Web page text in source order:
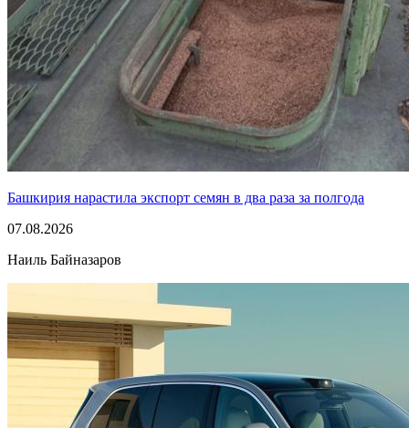
Башкирия нарастила экспорт семян в два раза за полгода
07.08.2026
Наиль Байназаров